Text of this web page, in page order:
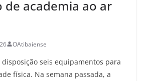
de academia ao ar
OAtibaiense
disposição seis equipamentos para
física. Na semana passada, a